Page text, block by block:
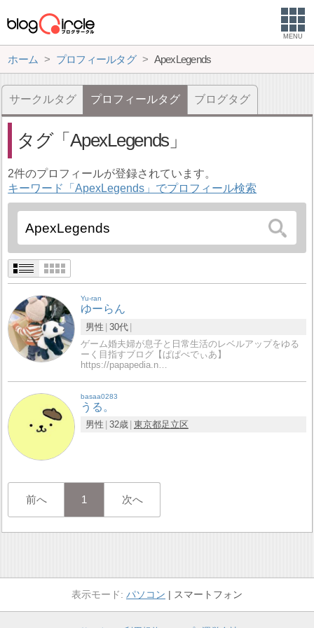
MENU
ホーム プロフィールタグ ApexLegends
サークルタグ プロフィールタグ ブログタグ
タグ ApexLegends
2件のプロフィールが登録されています。
キーワード「ApexLegends」でプロフィール検索
Yu-ran
ゆーらん
男性 30代
ゲーム婚夫婦が息子と日常生活のレベルアップをゆる
ーく目指すブログ【ぱぱぺでぃあ】
https://papapedia.n…
basaa0283
うる。
男性 32歳 東京都足立区
前へ 1 次へ
パソコン スマートフォン